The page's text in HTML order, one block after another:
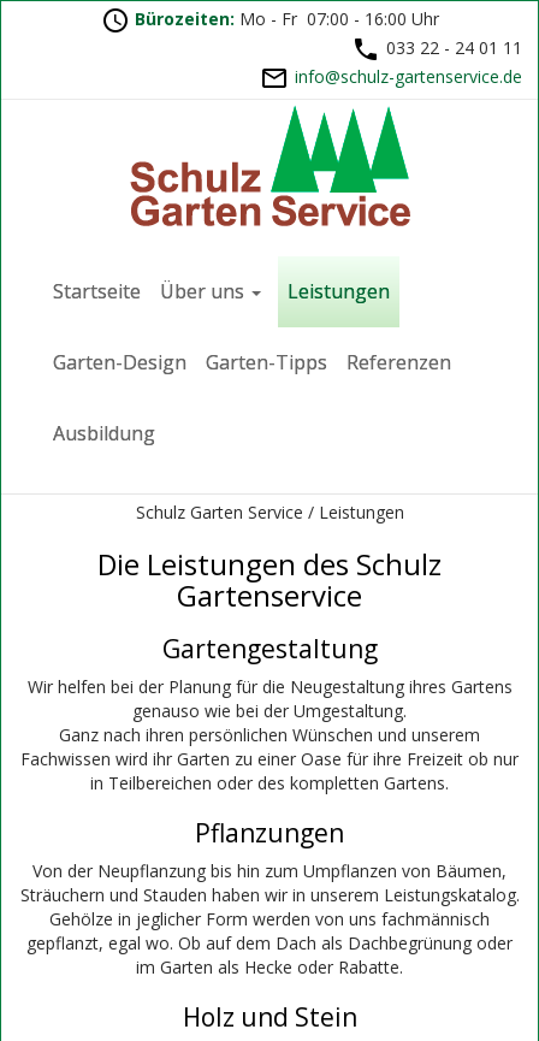
Bürozeiten: Mo - Fr 07:00 - 16:00 Uhr
033 22 - 24 01 11
ed.ecivresnetrag-zluhcs@ofni
Startseite Über uns Leistungen
Garten-Design Garten-Tipps Referenzen
Ausbildung
Schulz Garten Service / Leistungen
Die Leistungen des Schulz
Gartenservice
Gartengestaltung
Wir helfen bei der Planung für die Neugestaltung ihres Gartens
genauso wie bei der Umgestaltung.
Ganz nach ihren persönlichen Wünschen und unserem
Fachwissen wird ihr Garten zu einer Oase für ihre Freizeit ob nur
in Teilbereichen oder des kompletten Gartens.
Pflanzungen
Von der Neupflanzung bis hin zum Umpflanzen von Bäumen,
Sträuchern und Stauden haben wir in unserem Leistungskatalog.
Gehölze in jeglicher Form werden von uns fachmännisch
gepflanzt, egal wo. Ob auf dem Dach als Dachbegrünung oder
im Garten als Hecke oder Rabatte.
Holz und Stein